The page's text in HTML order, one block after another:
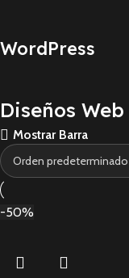
WordPress
Diseños Web
Mostrar Barra
-50%